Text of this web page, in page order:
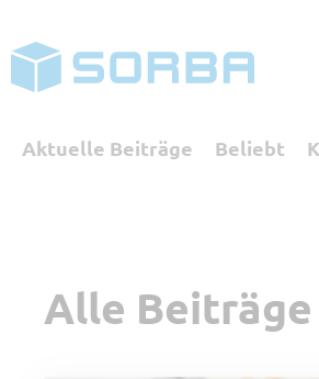
Aktuelle Beiträge Beliebt
Alle